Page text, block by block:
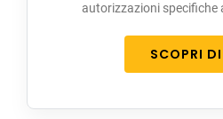
autorizzazioni
SCOPRI